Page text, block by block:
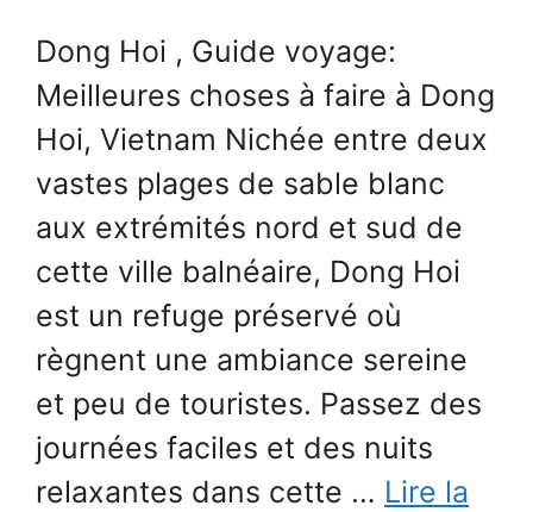
Dong Hoi , Guide voyage:
Meilleures choses à faire à Dong
Hoi, Vietnam Nichée entre deux
vastes plages de sable blanc
aux extrémités nord et sud de
cette ville balnéaire, Dong Hoi
est un refuge préservé où
règnent une ambiance sereine
et peu de touristes. Passez des
journées faciles et des nuits
relaxantes dans cette … Lire la